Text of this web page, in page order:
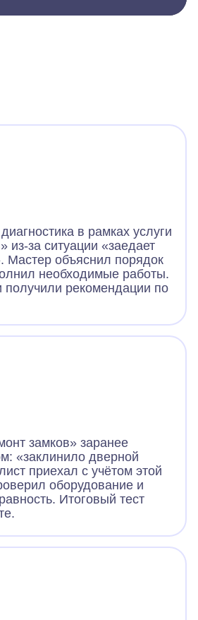
в рамках услуги
из-за ситуации «заедает
Мастер объяснил порядок
необходимые работы.
получили рекомендации по
замков» заранее
«заклинило дверной
приехал с учётом этой
оборудование и
Итоговый тест